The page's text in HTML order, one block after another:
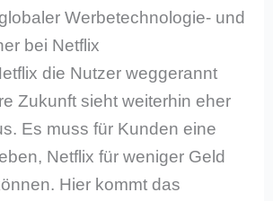
Werbetechnologie- und
bei Netflix
die Nutzer weggerannt
Zukunft sieht weiterhin eher
Es muss für Kunden eine
Netflix für weniger Geld
Hier kommt das